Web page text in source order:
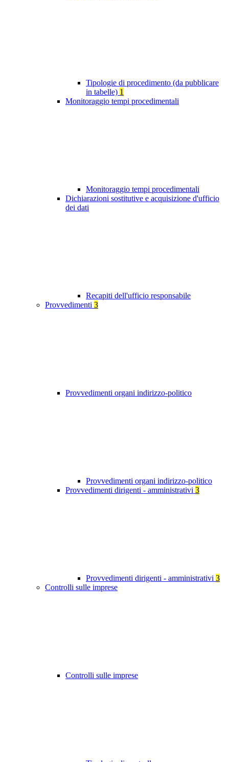
Tipologie di procedimento (da pubblicare
in tabelle) 1
Monitoraggio tempi procedimentali
Monitoraggio tempi procedimentali
Dichiarazioni sostitutive e acquisizione d'ufficio
dei dati
Recapiti dell'ufficio responsabile
Provvedimenti 3
Provvedimenti organi indirizzo-politico
Provvedimenti organi indirizzo-politico
Provvedimenti dirigenti - amministrativi 3
Provvedimenti dirigenti - amministrativi 3
Controlli sulle imprese
Controlli sulle imprese